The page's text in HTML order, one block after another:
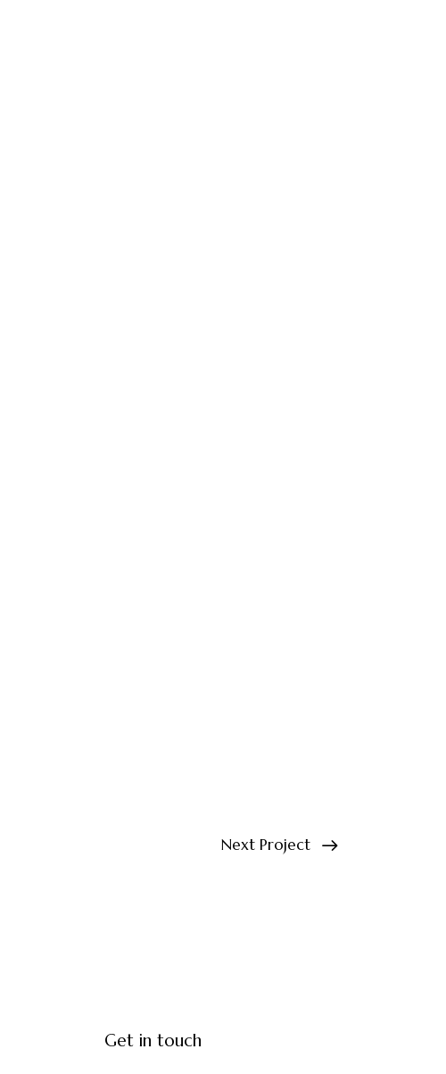
Next Project
Get in touch